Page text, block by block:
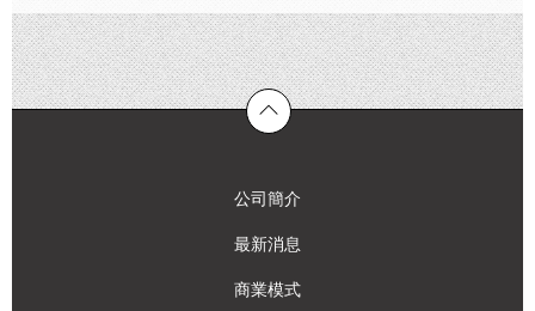
公司簡介
最新消息
商業模式